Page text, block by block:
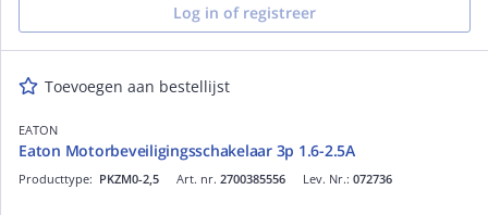
Log in of registreer
Toevoegen aan bestellijst
EATON
Eaton Motorbeveiligingsschakelaar 3p 1.6-2.5A
Art. nr. 2700385556
Producttype: PKZM0-2,5 Lev. Nr.: 072736